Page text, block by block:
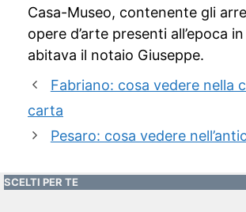
Casa-Museo, contenente gli
opere d’arte presenti all’epoca
abitava il notaio Giuseppe.
Fabriano: cosa vedere nella
carta
Pesaro: cosa vedere
SCELTI PER TE